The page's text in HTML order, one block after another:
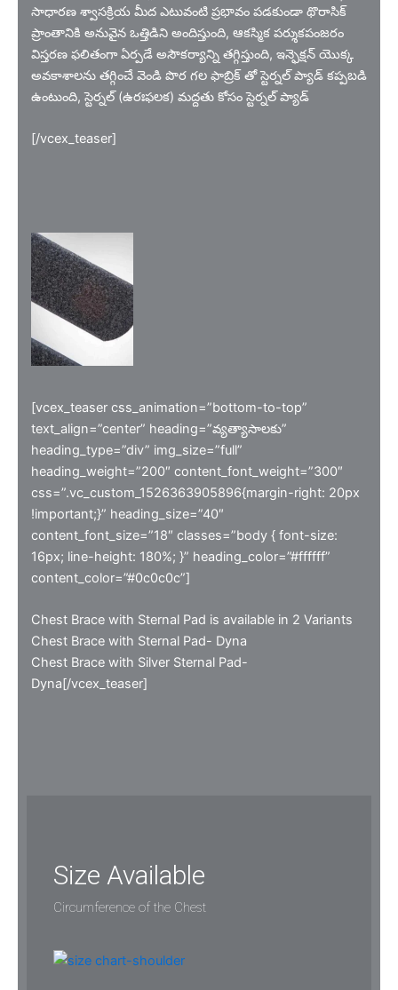
సాధారణ శ్వాసక్రియ మీద ఎటువంటి ప్రభావం పడకుండా థొరాసిక్
ప్రాంతానికి అనువైన ఒత్తిడిని అందిస్తుంది, ఆకస్మిక పర్శుకపంజరం
విస్తరణ ఫలితంగా ఏర్పడే అసౌకర్యాన్ని తగ్గిస్తుంది, ఇన్ఫెక్షన్ యొక్క
అవకాశాలను తగ్గించే వెండి పొర గల ఫాబ్రిక్ తో స్టెర్నల్ ప్యాడ్ కప్పబడి
ఉంటుంది, స్టెర్నల్ (ఉరఃఫలక) మద్దతు కోసం స్టెర్నల్ ప్యాడ్
[/vcex_teaser]
[vcex_teaser css_animation=”bottom-to-top”
text_align=”center” heading=”వ్యత్యాసాలకు”
heading_type=”div” img_size=”full”
heading_weight=”200″ content_font_weight=”300″
css=”.vc_custom_1526363905896{margin-right: 20px
!important;}” heading_size=”40″
content_font_size=”18″ classes=”body { font-size:
16px; line-height: 180%; }” heading_color=”#ffffff”
content_color=”#0c0c0c”]
Chest Brace with Sternal Pad is available in 2 Variants
Chest Brace with Sternal Pad- Dyna
Chest Brace with Silver Sternal Pad-
Dyna[/vcex_teaser]
Size Available
Circumference of the Chest